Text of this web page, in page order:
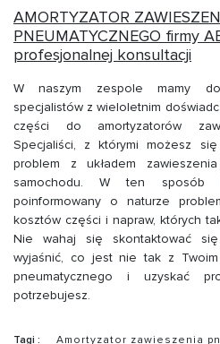
AMORTYZATOR
PNEUMATYCZNEGO firmy
profesjonalnej konsultacji
W naszym zespole mamy
specjalistów z wieloletnim
części do amortyzatorów
Specjaliści, z którymi możesz
problem z układem
samochodu. W ten sposób
poinformowany o naturze
kosztów części i napraw, których
Nie wahaj się skontaktować
wyjaśnić, co jest nie tak z Twoim
pneumatycznego i uzyskać
potrzebujesz.
Tagi : Amortyzator zawieszenia